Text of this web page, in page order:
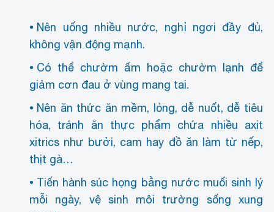
Nên uống nhiều nước, nghỉ ngơi đầy đủ,
không vận động mạnh.
Có thể chườm ấm hoặc chườm lạnh để
giảm cơn đau ở vùng mang tai.
Nên ăn thức ăn mềm, lỏng, dễ nuốt, dễ tiêu
hóa, tránh ăn thực phẩm chứa nhiều axit
xitrics như bưởi, cam hay đồ ăn làm từ nếp,
thịt gà…
Tiến hành súc họng bằng nước muối sinh lý
mỗi ngày, vệ sinh môi trường sống xung